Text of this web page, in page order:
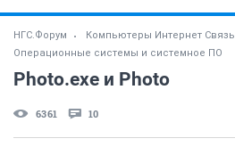
НГС.Форум
Компьютеры Интернет Связь
Операционные системы и системное ПО
Photo.exe и Photo
6361 10